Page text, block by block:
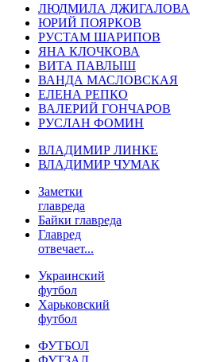
ЛЮДМИЛА ДЖИГАЛОВА
ЮРИЙ ПОЯРКОВ
РУСТАМ ШАРИПОВ
ЯНА КЛОЧКОВА
ВИТА ПАВЛЫШ
ВАНДА МАСЛОВСКАЯ
ЕЛЕНА РЕПКО
ВАЛЕРИЙ ГОНЧАРОВ
РУСЛАН ФОМИН
ВЛАДИМИР ЛИНКЕ
ВЛАДИМИР ЧУМАК
Заметки
главреда
Байки главреда
Главред
отвечает...
Украинский
футбол
Харьковский
футбол
ФУТБОЛ